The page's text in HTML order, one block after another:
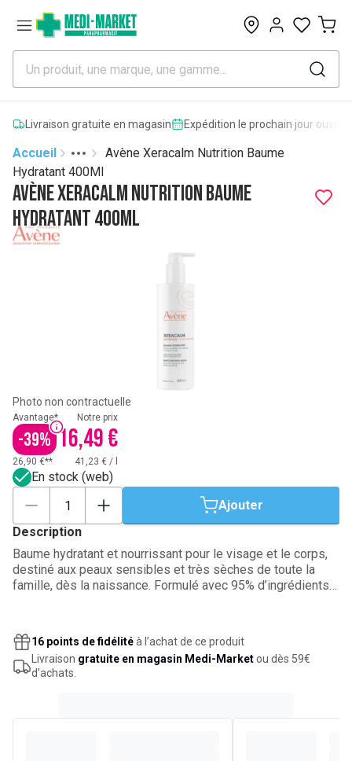
0
Livraison gratuite en magasin Expédition le prochain jour
Accueil
More
Toggle menu
Avène Xeracalm Nutrition Baume
Hydratant 400Ml
Avène Xeracalm Nutrition Baume
Hydratant 400Ml
Photo non contractuelle
Avantage*
-39%
Notre prix
16,49 €
26,90 €** 41,23 € /
En stock (web)
Ajouter
Description
Baume hydratant et nourrissant pour le visage et le corps,
destiné aux peaux sensibles et très sèches de toute la
famille, dès la naissance. Formulé avec 95% d’ingrédients
Sa texture onctueuse, non grasse et non collante apaise les
tiraillements, nourrit intensément et hydrate pendant 48
heures.
16 points de fidélitéà l’achat de ce produit
Livraison gratuite en magasin Medi-Marketou dès 59€
d’achats.